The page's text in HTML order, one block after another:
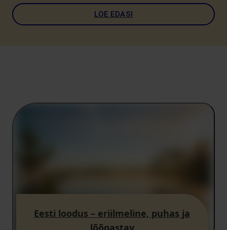
LOE EDASI
Eesti loodus – eriilmeline, puhas ja
lõõgastav